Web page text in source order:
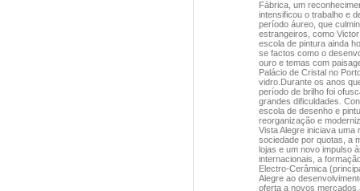
Fábrica, um
intensificou o trabalho e
período áureo, que
estrangeiros, como
escola de pintura ainda
se factos como o
ouro e temas com
Palácio de Cristal no
vidro.Durante os anos
período de brilho foi
grandes dificuldades.
escola de desenho e
reorganização e
Vista Alegre iniciava
sociedade por quotas, a
lojas e um novo impulso
internacionais, a
Electro-Cerâmica
Alegre ao
oferta a novos